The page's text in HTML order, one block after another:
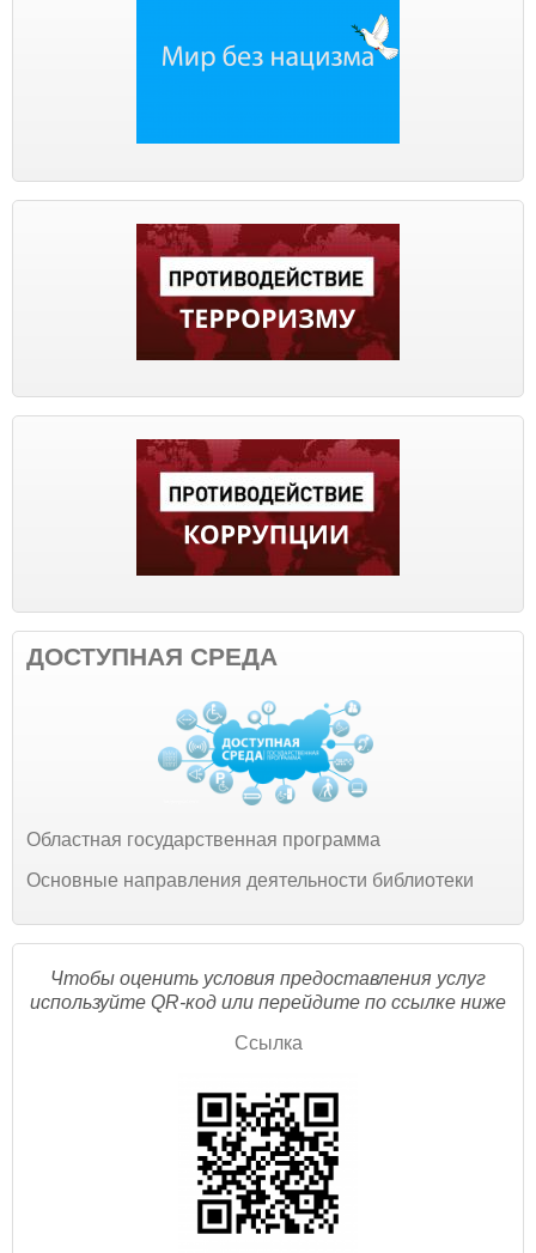
ДОСТУПНАЯ СРЕДА
Областная государственная программа
Основные направления деятельности библиотеки
Чтобы оценить условия предоставления услуг
используйте QR-код или перейдите по ссылке ниже
Ссылка